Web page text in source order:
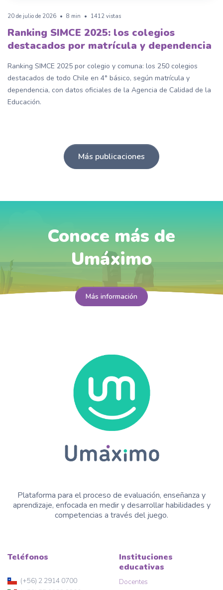
20 de julio de 2026 • 8 min • 1412 vistas
Ranking SIMCE 2025: los colegios
destacados por matrícula y dependencia
Ranking SIMCE 2025 por colegio y comuna: los 250 colegios
destacados de todo Chile en 4° básico, según matrícula y
dependencia, con datos oficiales de la Agencia de Calidad de la
Educación.
Más publicaciones
Conoce más de
Umáximo
Más información
Plataforma para el proceso de evaluación, enseñanza y
aprendizaje, enfocada en medir y desarrollar habilidades y
competencias a través del juego.
Teléfonos
(+56) 2 2914 0700
Instituciones
educativas
Docentes